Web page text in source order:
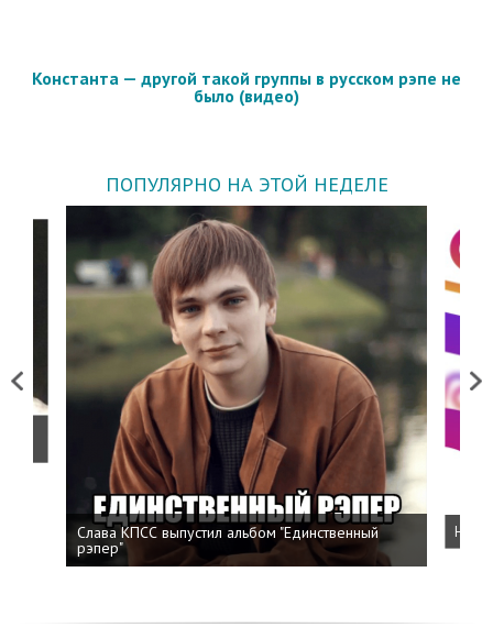
Константа — другой такой группы в русском рэпе не
было (видео)
ПОПУЛЯРНО НА ЭТОЙ НЕДЕЛЕ
Previous
Слава КПСС выпустил альбом "Единственный
рэпер"
Next